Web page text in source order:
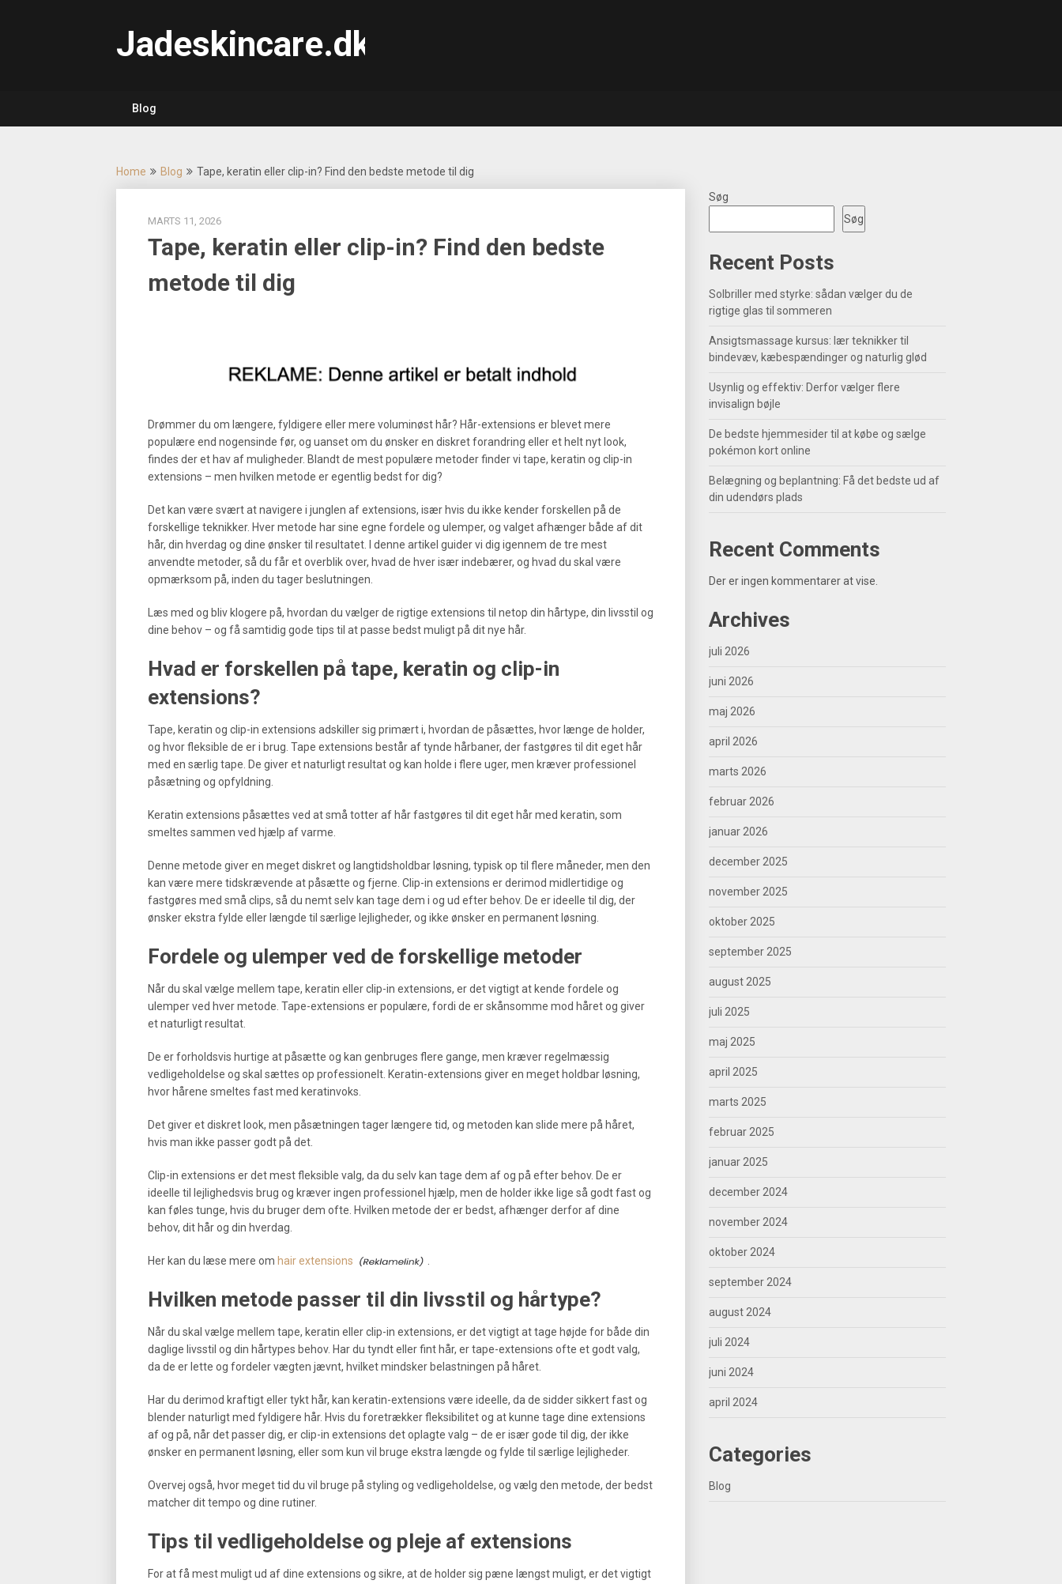
Jadeskincare.dk
Blog
Home Blog Tape, keratin eller clip-in? Find den bedste metode til dig
MARTS 11, 2026
Tape, keratin eller clip-in? Find den bedste
metode til dig
Drømmer du om længere, fyldigere eller mere voluminøst hår? Hår-extensions er blevet mere
populære end nogensinde før, og uanset om du ønsker en diskret forandring eller et helt nyt look,
findes der et hav af muligheder. Blandt de mest populære metoder finder vi tape, keratin og clip-in
extensions – men hvilken metode er egentlig bedst for dig?
Det kan være svært at navigere i junglen af extensions, især hvis du ikke kender forskellen på de
forskellige teknikker. Hver metode har sine egne fordele og ulemper, og valget afhænger både af dit
hår, din hverdag og dine ønsker til resultatet. I denne artikel guider vi dig igennem de tre mest
anvendte metoder, så du får et overblik over, hvad de hver især indebærer, og hvad du skal være
opmærksom på, inden du tager beslutningen.
Læs med og bliv klogere på, hvordan du vælger de rigtige extensions til netop din hårtype, din livsstil og
dine behov – og få samtidig gode tips til at passe bedst muligt på dit nye hår.
Hvad er forskellen på tape, keratin og clip-in
extensions?
Tape, keratin og clip-in extensions adskiller sig primært i, hvordan de påsættes, hvor længe de holder,
og hvor fleksible de er i brug. Tape extensions består af tynde hårbaner, der fastgøres til dit eget hår
med en særlig tape. De giver et naturligt resultat og kan holde i flere uger, men kræver professionel
påsætning og opfyldning.
Keratin extensions påsættes ved at små totter af hår fastgøres til dit eget hår med keratin, som
smeltes sammen ved hjælp af varme.
Denne metode giver en meget diskret og langtidsholdbar løsning, typisk op til flere måneder, men den
kan være mere tidskrævende at påsætte og fjerne. Clip-in extensions er derimod midlertidige og
fastgøres med små clips, så du nemt selv kan tage dem i og ud efter behov. De er ideelle til dig, der
ønsker ekstra fylde eller længde til særlige lejligheder, og ikke ønsker en permanent løsning.
Fordele og ulemper ved de forskellige metoder
Når du skal vælge mellem tape, keratin eller clip-in extensions, er det vigtigt at kende fordele og
ulemper ved hver metode. Tape-extensions er populære, fordi de er skånsomme mod håret og giver
et naturligt resultat.
De er forholdsvis hurtige at påsætte og kan genbruges flere gange, men kræver regelmæssig
vedligeholdelse og skal sættes op professionelt. Keratin-extensions giver en meget holdbar løsning,
hvor hårene smeltes fast med keratinvoks.
Det giver et diskret look, men påsætningen tager længere tid, og metoden kan slide mere på håret,
hvis man ikke passer godt på det.
Clip-in extensions er det mest fleksible valg, da du selv kan tage dem af og på efter behov. De er
ideelle til lejlighedsvis brug og kræver ingen professionel hjælp, men de holder ikke lige så godt fast og
kan føles tunge, hvis du bruger dem ofte. Hvilken metode der er bedst, afhænger derfor af dine
behov, dit hår og din hverdag.
Her kan du læse mere om hair extensions
Hvilken metode passer til din livsstil og hårtype?
Når du skal vælge mellem tape, keratin eller clip-in extensions, er det vigtigt at tage højde for både din
daglige livsstil og din hårtypes behov. Har du tyndt eller fint hår, er tape-extensions ofte et godt valg,
da de er lette og fordeler vægten jævnt, hvilket mindsker belastningen på håret.
Har du derimod kraftigt eller tykt hår, kan keratin-extensions være ideelle, da de sidder sikkert fast og
blender naturligt med fyldigere hår. Hvis du foretrækker fleksibilitet og at kunne tage dine extensions
af og på, når det passer dig, er clip-in extensions det oplagte valg – de er især gode til dig, der ikke
ønsker en permanent løsning, eller som kun vil bruge ekstra længde og fylde til særlige lejligheder.
Overvej også, hvor meget tid du vil bruge på styling og vedligeholdelse, og vælg den metode, der bedst
matcher dit tempo og dine rutiner.
Tips til vedligeholdelse og pleje af extensions
For at få mest muligt ud af dine extensions og sikre, at de holder sig pæne længst muligt, er det vigtigt
Søg
Søg
Recent Posts
Solbriller med styrke: sådan vælger du de
rigtige glas til sommeren
Ansigtsmassage kursus: lær teknikker til
bindevæv, kæbespændinger og naturlig glød
Usynlig og effektiv: Derfor vælger flere
invisalign bøjle
De bedste hjemmesider til at købe og sælge
pokémon kort online
Belægning og beplantning: Få det bedste ud af
din udendørs plads
Recent Comments
Der er ingen kommentarer at vise.
Archives
juli 2026
juni 2026
maj 2026
april 2026
marts 2026
februar 2026
januar 2026
december 2025
november 2025
oktober 2025
september 2025
august 2025
juli 2025
maj 2025
april 2025
marts 2025
februar 2025
januar 2025
december 2024
november 2024
oktober 2024
september 2024
august 2024
juli 2024
juni 2024
april 2024
Categories
Blog